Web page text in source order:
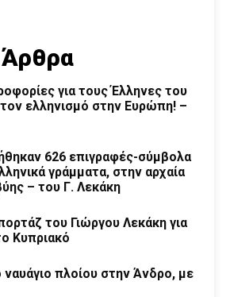
Άρθρα
για τους Έλληνες του
ελληνισμό στην Ευρώπη! –
626 επιγραφές-σύμβολα
γράμματα, στην αρχαία
– του Γ. Λεκάκη
του Γιώργου Λεκάκη για
Κυπριακό
ναυάγιο πλοίου στην Άνδρο, με